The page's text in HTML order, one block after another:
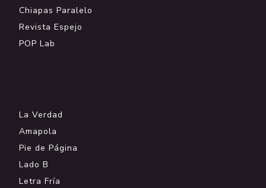
Chiapas Paralelo
Revista Espejo
POP Lab
La Verdad
Amapola
Pie de Página
Lado B
Letra Fría